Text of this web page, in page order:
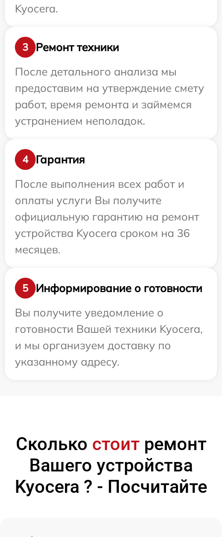
Kyocera.
3
Ремонт техники
После детального анализа мы
предоставим на утверждение смету
работ, время ремонта и займемся
устранением неполадок.
4
Гарантия
После выполнения всех работ и
оплаты услуги Вы получите
официальную гарантию на ремонт
устройства Kyocera сроком на 36
месяцев.
5
Информирование о готовности
Вы получите уведомление о
готовности Вашей техники Kyocera,
и мы организуем доставку по
указанному адресу.
Сколько стоитремонт
Вашего устройства
Kyocera ? - Посчитайте